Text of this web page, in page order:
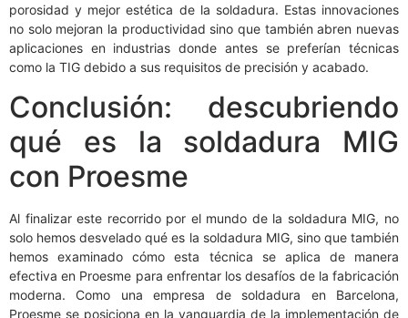
porosidad y mejor estética de la soldadura. Estas innovaciones
no solo mejoran la productividad sino que también abren nuevas
aplicaciones en industrias donde antes se preferían técnicas
como la TIG debido a sus requisitos de precisión y acabado.
Conclusión: descubriendo
qué es la soldadura MIG
con Proesme
Al finalizar este recorrido por el mundo de la soldadura MIG, no
solo hemos desvelado qué es la soldadura MIG, sino que también
hemos examinado cómo esta técnica se aplica de manera
efectiva en Proesme para enfrentar los desafíos de la fabricación
moderna. Como una empresa de soldadura en Barcelona,
Proesme se posiciona en la vanguardia de la implementación de